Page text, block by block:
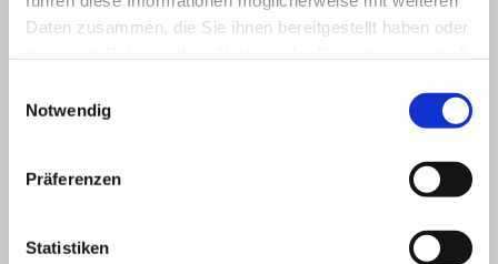
Daten zusammen, die Sie ihnen bereitgestellt haben oder
Notwendig
Präferenzen
Statistiken
1. Punktspieltag 2012.pdf
PDF-Dokument [75.9 KB]
PDF-Dokument [68.4 KB]
Internet Bericht JHV 2012.pdf
PDF-Dokument [59.2 KB]